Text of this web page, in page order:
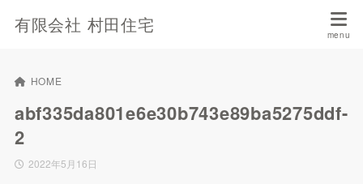
有限会社 村田住宅
HOME
abf335da801e6e30b743e89ba5275ddf-
2
2022年5月16日